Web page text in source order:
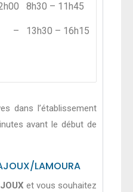
–
8h30 – 11h45
13h30 – 16h15
dans l’établissement
avant le début de
LAMOURA
et vous souhaitez